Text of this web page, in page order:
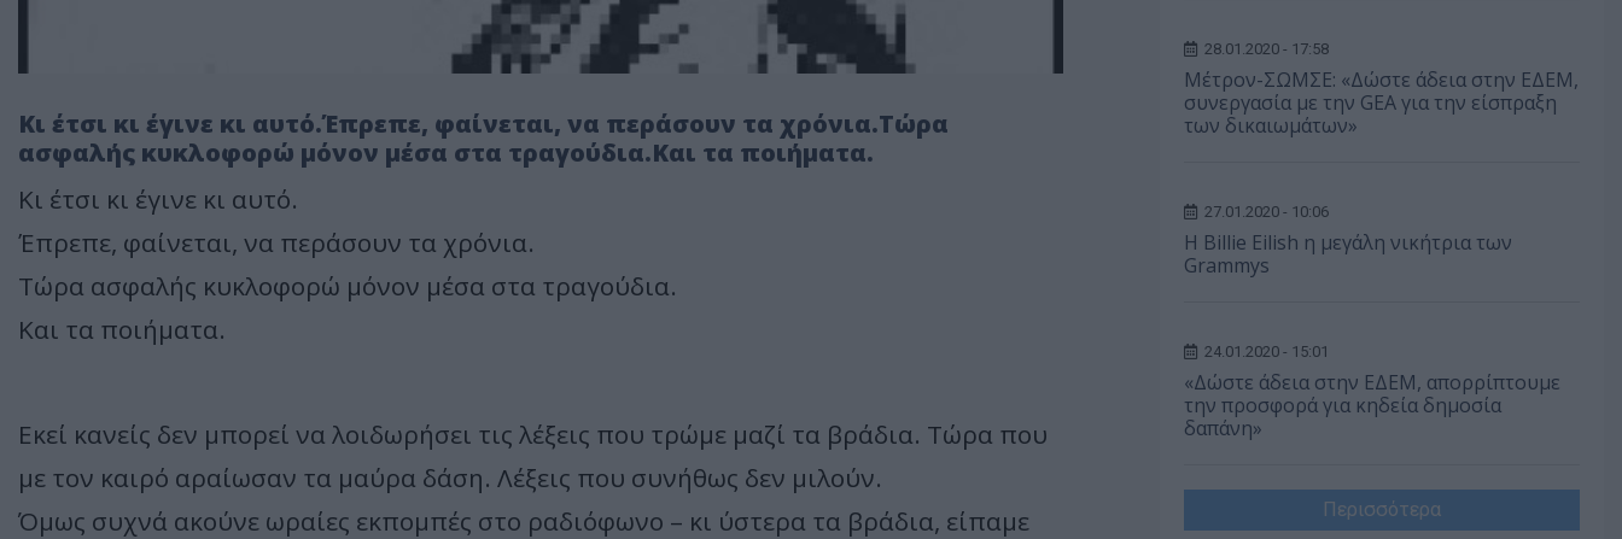
Κι έτσι κι έγινε κι αυτό.Έπρεπε, φαίνεται, να περάσουν τα χρόνια.Τώρα
ασφαλής κυκλοφορώ μόνον μέσα στα τραγούδια.Και τα ποιήματα.
Κι έτσι κι έγινε κι αυτό.
Έπρεπε, φαίνεται, να περάσουν τα χρόνια.
Τώρα ασφαλής κυκλοφορώ μόνον μέσα στα τραγούδια.
Και τα ποιήματα.
Εκεί κανείς δεν μπορεί να λοιδωρήσει τις λέξεις που τρώμε μαζί τα βράδια. Τώρα που
με τον καιρό αραίωσαν τα μαύρα δάση. Λέξεις που συνήθως δεν μιλούν.
Όμως συχνά ακούνε ωραίες εκπομπές στο ραδιόφωνο – κι ύστερα τα βράδια, είπαμε
28.01.2020 - 17:58
Μέτρον-ΣΩΜΣΕ: «Δώστε άδεια στην ΕΔΕΜ,
συνεργασία με την GEA για την είσπραξη
των δικαιωμάτων»
27.01.2020 - 10:06
Η Billie Eilish η μεγάλη νικήτρια των
Grammys
24.01.2020 - 15:01
«Δώστε άδεια στην ΕΔΕΜ, απορρίπτουμε
την προσφορά για κηδεία δημοσία
δαπάνη»
Περισσότερα